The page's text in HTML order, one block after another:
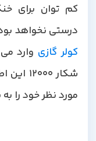
کم توان برای خنک
درستی نخواهد بود
کولر گازیوارد می
شکار 12000
مورد نظر خود را به